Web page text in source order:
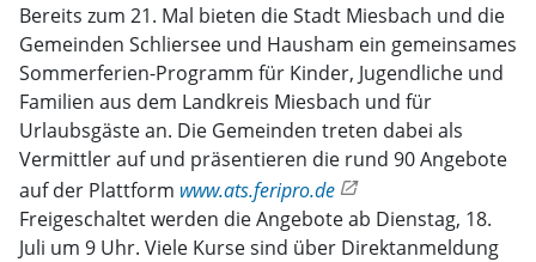
Bereits zum 21. Mal bieten die Stadt Miesbach und die
Gemeinden Schliersee und Hausham ein gemeinsames
Sommerferien-Programm für Kinder, Jugendliche und
Familien aus dem Landkreis Miesbach und für
Urlaubsgäste an. Die Gemeinden treten dabei als
Vermittler auf und präsentieren die rund 90 Angebote
auf der Plattform www.ats.feripro.de
Freigeschaltet werden die Angebote ab Dienstag, 18.
Juli um 9 Uhr. Viele Kurse sind über Direktanmeldung